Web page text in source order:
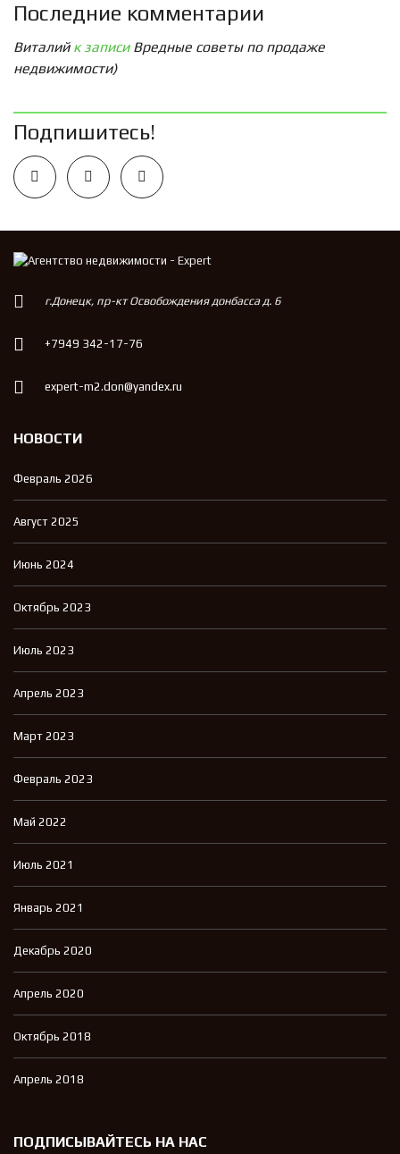
Последние комментарии
Виталийк записи Вредные советы по продаже
недвижимости)
Подпишитесь!
г.Донецк, пр-кт Освобождения донбасса д. 6
+7949 342-17-76
expert-m2.don@yandex.ru
НОВОСТИ
Февраль 2026
Август 2025
Июнь 2024
Октябрь 2023
Июль 2023
Апрель 2023
Март 2023
Февраль 2023
Май 2022
Июль 2021
Январь 2021
Декабрь 2020
Апрель 2020
Октябрь 2018
Апрель 2018
ПОДПИСЫВАЙТЕСЬ НА НАС